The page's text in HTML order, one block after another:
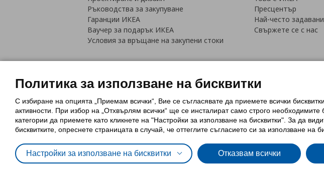
Ръководства за закупуване
Гаранции ИКЕА
Ваучер за подарък ИКЕА
Условия за връщане на закупени стоки
Пресцентър
Най-често
Свържете се с нас
Политика за използване на бисквитки (Cookies)Избор на
Обща политика за личните данни
Политика за защита на личните
Политика за защита на лични данни на програма IKEA Family
Политика за използване на бисквитки
С избиране на опцията „Приемам всички“, Вие се съгласявате да приемете всички
активности. При избор на „Отхвърлям всички“ ще се инсталират само строго
категории да приемете като кликнете на "Настройки за използване на бисквитки". За да
бисквитките, опреснете страницата в случай, че оттеглите съгласието си за използване на
Настройки за използване на бисквитки Отказвам всички